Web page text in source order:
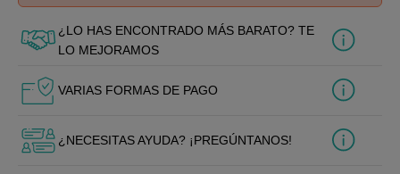
¿LO HAS ENCONTRADO MÁS BARATO? TE
LO MEJORAMOS
VARIAS FORMAS DE PAGO
¿NECESITAS AYUDA? ¡PREGÚNTANOS!